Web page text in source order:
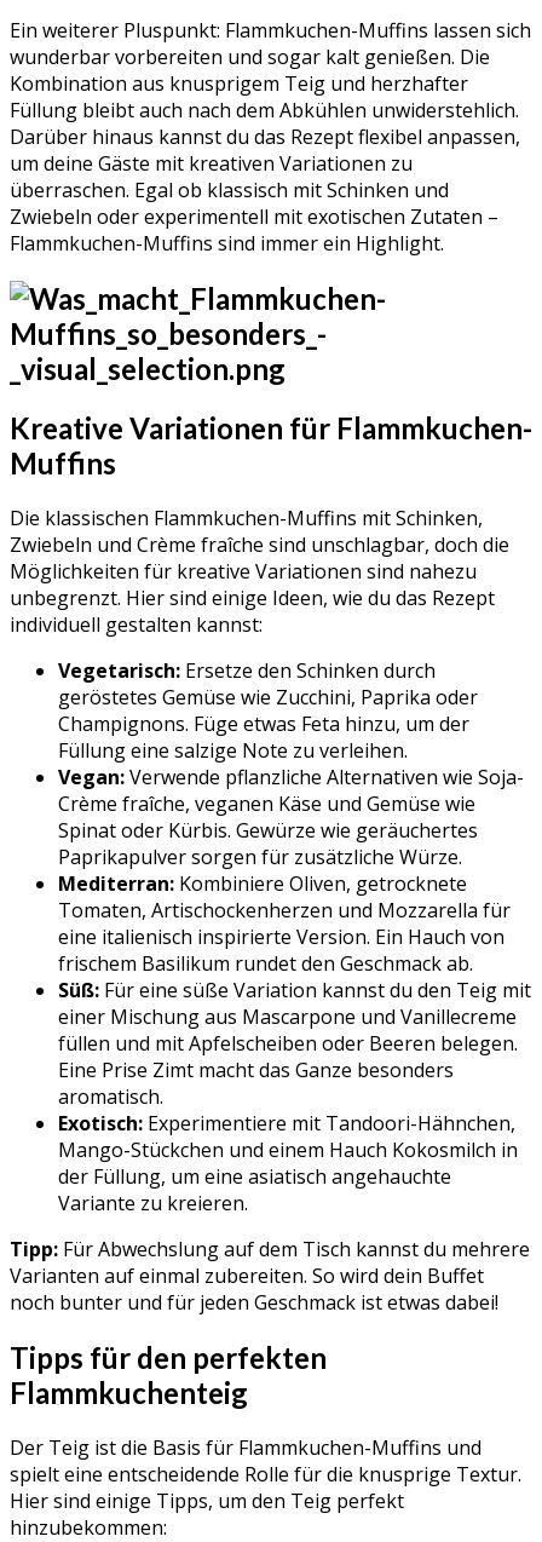
Ein weiterer Pluspunkt: Flammkuchen-Muffins lassen sich
wunderbar vorbereiten und sogar kalt genießen. Die
Kombination aus knusprigem Teig und herzhafter
Füllung bleibt auch nach dem Abkühlen unwiderstehlich.
Darüber hinaus kannst du das Rezept flexibel anpassen,
um deine Gäste mit kreativen Variationen zu
überraschen. Egal ob klassisch mit Schinken und
Zwiebeln oder experimentell mit exotischen Zutaten –
Flammkuchen-Muffins sind immer ein Highlight.
Kreative Variationen für Flammkuchen-
Muffins
Die klassischen Flammkuchen-Muffins mit Schinken,
Zwiebeln und Crème fraîche sind unschlagbar, doch die
Möglichkeiten für kreative Variationen sind nahezu
unbegrenzt. Hier sind einige Ideen, wie du das Rezept
individuell gestalten kannst:
Vegetarisch: Ersetze den Schinken durch
geröstetes Gemüse wie Zucchini, Paprika oder
Champignons. Füge etwas Feta hinzu, um der
Füllung eine salzige Note zu verleihen.
Vegan:Verwende pflanzliche Alternativen wie Soja-
Crème fraîche, veganen Käse und Gemüse wie
Spinat oder Kürbis. Gewürze wie geräuchertes
Paprikapulver sorgen für zusätzliche Würze.
Mediterran: Kombiniere Oliven, getrocknete
Tomaten, Artischockenherzen und Mozzarella für
eine italienisch inspirierte Version. Ein Hauch von
frischem Basilikum rundet den Geschmack ab.
Süß: Für eine süße Variation kannst du den Teig mit
einer Mischung aus Mascarpone und Vanillecreme
füllen und mit Apfelscheiben oder Beeren belegen.
Eine Prise Zimt macht das Ganze besonders
aromatisch.
Exotisch: Experimentiere mit Tandoori-Hähnchen,
Mango-Stückchen und einem Hauch Kokosmilch in
der Füllung, um eine asiatisch angehauchte
Variante zu kreieren.
Tipp: Für Abwechslung auf dem Tisch kannst du mehrere
Varianten auf einmal zubereiten. So wird dein Buffet
noch bunter und für jeden Geschmack ist etwas dabei!
Tipps für den perfekten
Flammkuchenteig
Der Teig ist die Basis für Flammkuchen-Muffins und
spielt eine entscheidende Rolle für die knusprige Textur.
Hier sind einige Tipps, um den Teig perfekt
hinzubekommen: